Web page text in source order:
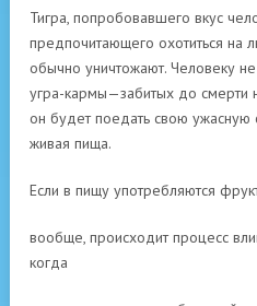
Тигра, попробовавшего вкус
предпочитающего охотиться
обычно уничтожают. Человеку
угра-кармы—забитых до смерти
он будет поедать свою ужасную
живая пища.
Если в пищу употребляются
вообще, происходит процесс
когда